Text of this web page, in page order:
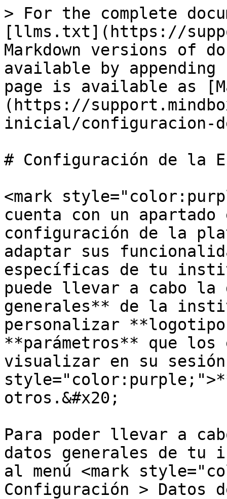
> For the complete
[llms.txt](https://
Markdown versions of
available by
page is available as
(https://
inicial/configuracion-
# Configuración de la
<mark
cuenta con un
configuración de la
adaptar sus
específicas de tu
puede llevar a cabo
generales** de la
personalizar
**parámetros** que los
visualizar en su sesión
otros.&#x20;
Para poder llevar a
datos generales de tu
al menú <mark
Configuración > Datos